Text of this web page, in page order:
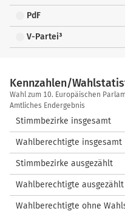
PdF
V-Partei³
Kennzahlen/
Kennzahlen/
Wahl zum 10. Europäischen
Amtliches Endergebnis
Stimmbezirke insgesamt
Wahlberechtigte insgesamt
Stimmbezirke ausgezählt
Wahlberechtigte ausgezählt
Wahlberechtigte ohne